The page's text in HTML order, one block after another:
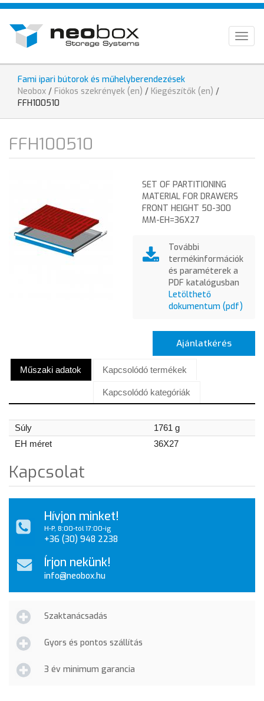
Skip
main
content
EN
Fami ipari bútorok és műhelyberendezések
You
are
here
Neobox / Fiókos szekrények (en) / Kiegészítők (en) /
FFH100510
FFH100510
SET OF PARTITIONING
MATERIAL FOR DRAWERS
FRONT HEIGHT 50-300
MM-EH=36X27
További
termékinformációk
és paraméterek a
PDF katalógusban
Letölthető
dokumentum (pdf)
Ajánlatkérés
Műszaki adatok Kapcsolódó termékek
Kapcsolódó kategóriák
Súly
1761 g
EH méret
36X27
Kapcsolat
Hívjon minket!
H-P, 8:00-tól 17:00-ig
+36 (30) 948 2238
Írjon nekünk!
info@neobox.hu
Szaktanácsadás
Gyors és pontos szállítás
3 év minimum garancia